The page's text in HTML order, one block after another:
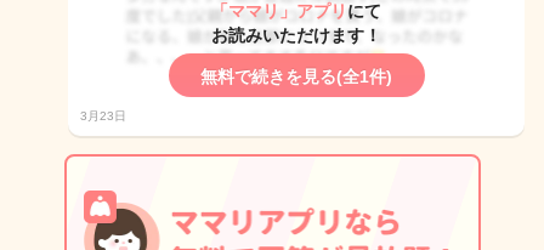
「ママリ」アプリ にて
お読みいただけます！
無料で続きを見る(全1件)
3月23日